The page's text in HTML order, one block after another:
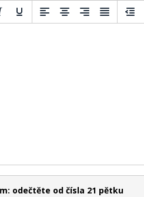
odečtěte od čísla 21 pětku